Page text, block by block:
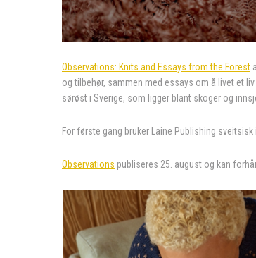
Observations: Knits and Essays from the Forest
og tilbehør, sammen med essays om å livet et
sørøst i Sverige, som ligger blant skoger og
For første gang bruker Laine Publishing
Observations publiseres 25. august og kan